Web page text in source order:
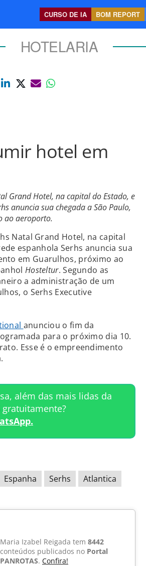
CURSO DE IA BOM REPORT
HOTELARIA
hotel em
Grand Hotel, na capital do Estado, e
anuncia sua chegada a São Paulo,
ao aeroporto.
Natal Grand Hotel, na capital
espanhola Serhs anuncia sua
em Guarulhos, próximo ao
Hosteltur. Segundo as
a administração de um
o Serhs Executive
anunciou o fim da
para o próximo dia 10.
Esse é o empreendimento
além das mais lidas da
gratuitamente?
Espanha Serhs Atlantica
Maria Izabel Reigada tem 8442
conteúdos publicados no Portal
PANROTAS. Confira!